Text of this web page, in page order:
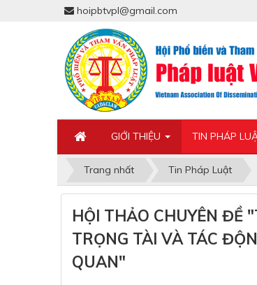
GIỚI THIỆU TIN PHÁP
hoipbtvpl@gmail.com
Trang nhất Tin Pháp Luật
HỘI THẢO CHUYÊN ĐỀ
TRỌNG TÀI VÀ TÁC
QUAN"